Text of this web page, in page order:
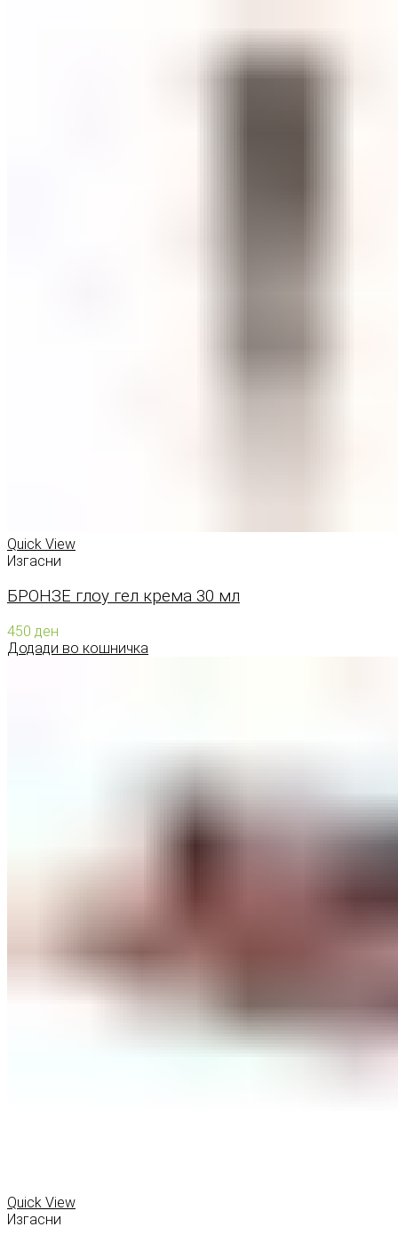
Quick View
Изгасни
БРОНЗЕ глоу гел крема 30 мл
450 ден
Додади во кошничка
Quick View
Изгасни